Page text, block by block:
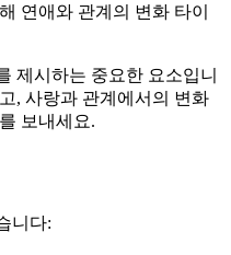
연애와 관계의 변화 타이
제시하는 중요한 요소입니
, 사랑과 관계에서의 변화
보내세요.
니다: